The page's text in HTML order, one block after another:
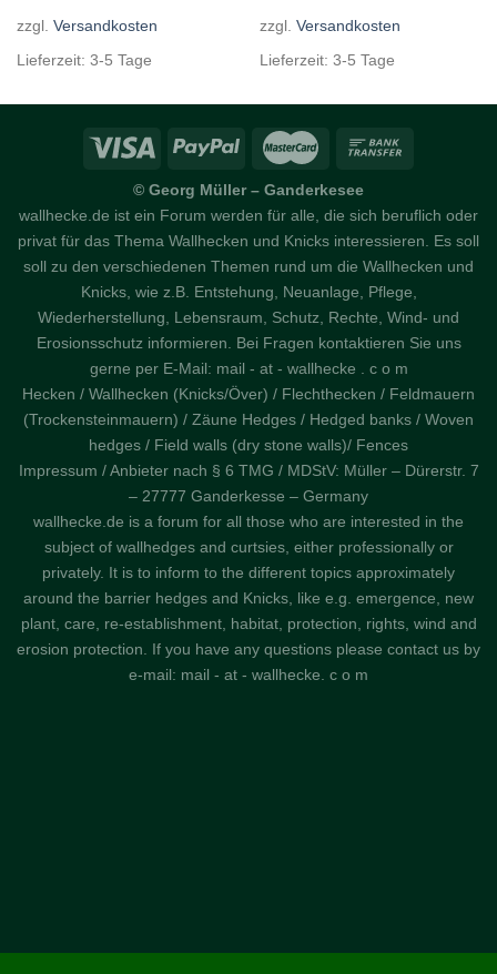
zzgl. Versandkosten
Lieferzeit: 3-5 Tage
zzgl. Versandkosten
Lieferzeit: 3-5 Tage
© Georg Müller – Ganderkesee
wallhecke.de ist ein Forum werden für alle, die sich beruflich oder
privat für das Thema Wallhecken und Knicks interessieren. Es soll
soll zu den verschiedenen Themen rund um die Wallhecken und
Knicks, wie z.B. Entstehung, Neuanlage, Pflege,
Wiederherstellung, Lebensraum, Schutz, Rechte, Wind- und
Erosionsschutz informieren. Bei Fragen kontaktieren Sie uns
gerne per E-Mail: mail - at - wallhecke . c o m
Hecken / Wallhecken (Knicks/Över) / Flechthecken / Feldmauern
(Trockensteinmauern) / Zäune Hedges / Hedged banks / Woven
hedges / Field walls (dry stone walls)/ Fences
Impressum / Anbieter nach § 6 TMG / MDStV: Müller – Dürerstr. 7
– 27777 Ganderkesse – Germany
wallhecke.de is a forum for all those who are interested in the
subject of wallhedges and curtsies, either professionally or
privately. It is to inform to the different topics approximately
around the barrier hedges and Knicks, like e.g. emergence, new
plant, care, re-establishment, habitat, protection, rights, wind and
erosion protection. If you have any questions please contact us by
e-mail: mail - at - wallhecke. c o m